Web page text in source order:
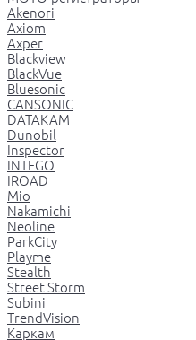
Akenori
Axiom
Axper
Blackview
BlackVue
Bluesonic
CANSONIC
DATAKAM
Dunobil
Inspector
INTEGO
IROAD
Mio
Nakamichi
Neoline
ParkCity
Playme
Stealth
Street Storm
Subini
TrendVision
Каркам